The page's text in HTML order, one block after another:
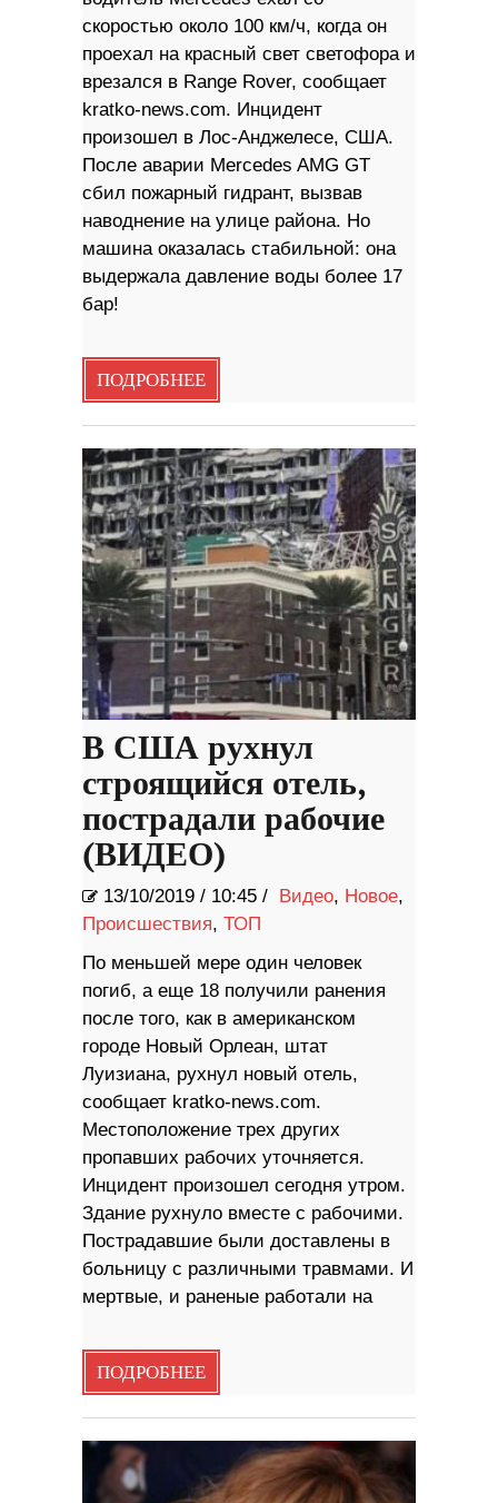
скоростью около 100 км/ч, когда он
проехал на красный свет светофора и
врезался в Range Rover, сообщает
kratko-news.com. Инцидент
произошел в Лос-Анджелесе, США.
После аварии Mercedes AMG GT
сбил пожарный гидрант, вызвав
наводнение на улице района. Но
машина оказалась стабильной: она
выдержала давление воды более 17
бар!
ПОДРОБНЕЕ
В США рухнул
строящийся отель,
пострадали рабочие
(ВИДЕО)
13/10/2019 / 10:45 / Видео, Новое,
Происшествия, ТОП
По меньшей мере один человек
погиб, а еще 18 получили ранения
после того, как в американском
городе Новый Орлеан, штат
Луизиана, рухнул новый отель,
сообщает kratko-news.com.
Местоположение трех других
пропавших рабочих уточняется.
Инцидент произошел сегодня утром.
Здание рухнуло вместе с рабочими.
Пострадавшие были доставлены в
больницу с различными травмами. И
мертвые, и раненые работали на
ПОДРОБНЕЕ